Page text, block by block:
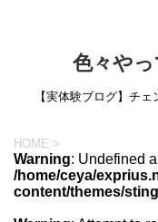
色々やっ
【実体験ブログ】チ
HOME >
Warning: Undefined
/home/ceya/
content/themes/